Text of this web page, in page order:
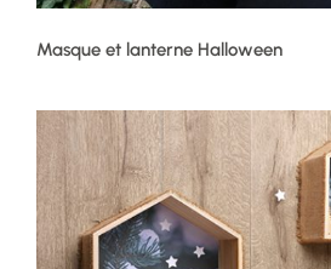
Masque et lanterne Halloween